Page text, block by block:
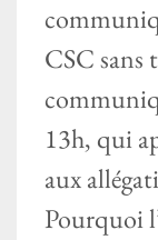
CSC sans
13h, qui
aux
Pourquoi